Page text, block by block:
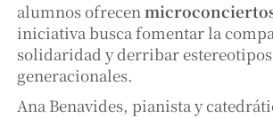
alumnos ofrecen
iniciativa busca fomentar la
solidaridad y derribar estereotipos
generacionales.
Ana Benavides, pianista y